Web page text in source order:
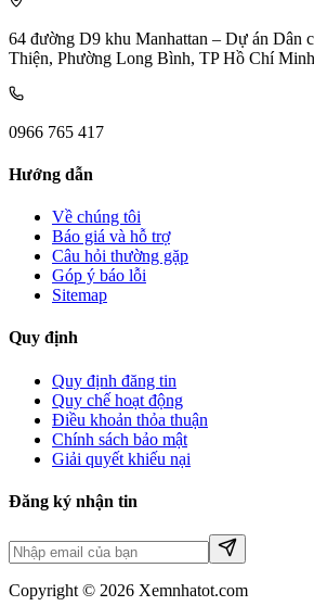
64 đường D9 khu Manhattan – Dự án Dân
Thiện, Phường Long Bình, TP Hồ Chí
0966 765 417
Hướng dẫn
Về chúng tôi
Báo giá và hỗ trợ
Câu hỏi thường gặp
Góp ý báo lỗi
Sitemap
Quy định
Quy định đăng tin
Quy chế hoạt động
Điều khoản thỏa thuận
Chính sách bảo mật
Giải quyết khiếu nại
Đăng ký nhận tin
Copyright © 2026 Xemnhatot.com